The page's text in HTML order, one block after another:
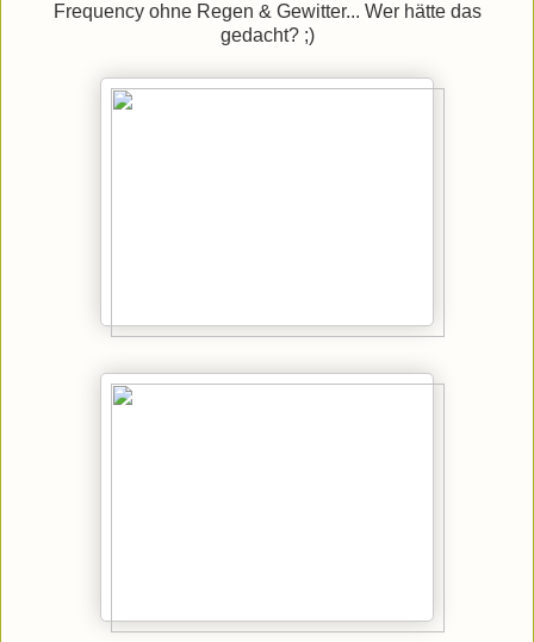
Frequency ohne Regen & Gewitter... Wer hätte das
gedacht? ;)